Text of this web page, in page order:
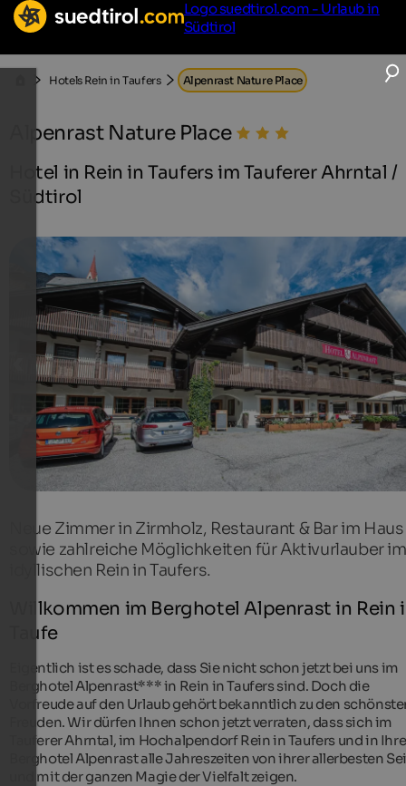
Logo suedtirol.com - Urlaub in
Südtirol
Hotels Rein in Taufers Alpenrast Nature Place
Alpenrast Nature Place
Hotel in Rein in Taufers im Tauferer Ahrntal /
Südtirol
Neue Zimmer in Zirmholz, Restaurant & Bar im Haus
sowie zahlreiche Möglichkeiten für Aktivurlauber im
idyllischen Rein in Taufers.
Willkommen im Berghotel Alpenrast in Rein
Taufe
Eigentlich ist es schade, dass Sie nicht schon jetzt bei uns im
Berghotel Alpenrast*** in Rein in Taufers sind. Doch die
Vorfreude auf den Urlaub gehört bekanntlich zu den
Freuden. Wir dürfen Ihnen schon jetzt verraten, dass sich im
Tauferer Ahrntal, im Hochalpendorf Rein in Taufers und in
Berghotel Alpenrast alle Jahreszeiten von ihrer allerbesten
und mit der ganzen Magie der Vielfalt zeigen.